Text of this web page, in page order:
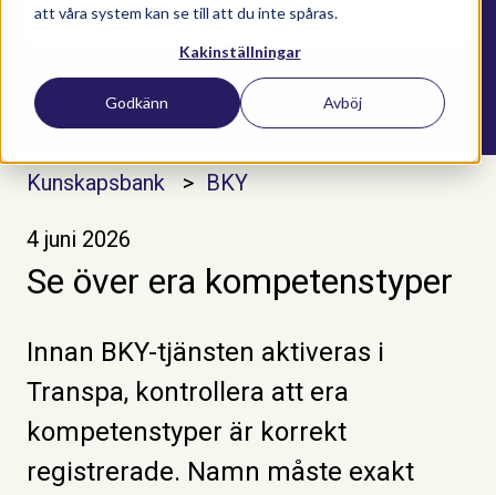
att våra system kan se till att du inte spåras.
Kakinställningar
Godkänn Avböj
Det finns inga förslag eftersom sökfältet är
Kunskapsbank BKY
4 juni 2026
Se över era kompetenstyper
Innan BKY-tjänsten aktiveras i
Transpa, kontrollera att era
kompetenstyper är korrekt
registrerade. Namn måste exakt